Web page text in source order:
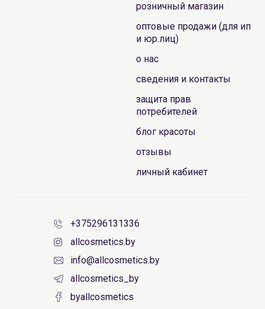
розничный магазин
оптовые продажи (для ип
и юр.лиц)
о нас
сведения и контакты
защита прав
потребителей
блог красоты
отзывы
личный кабинет
+375296131336
allcosmetics.by
info@allcosmetics.by
allcosmetics_by
byallcosmetics